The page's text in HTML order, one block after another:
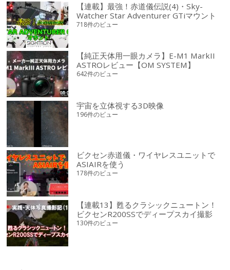
【連載】最強！赤道儀伝説(4)・Sky-
Watcher Star Adventurer GTiマウント
718件のビュー
【純正天体用一眼カメラ】E-M1 MarkII
ASTROレビュー【OM SYSTEM】
642件のビュー
宇宙を立体視する3D映像
196件のビュー
ビクセン赤道儀・ワイヤレスユニットで
ASIAIRを使う
178件のビュー
【連載13】甦るクラシックニュートン！
ビクセンR200SSでディープスカイ撮影
130件のビュー